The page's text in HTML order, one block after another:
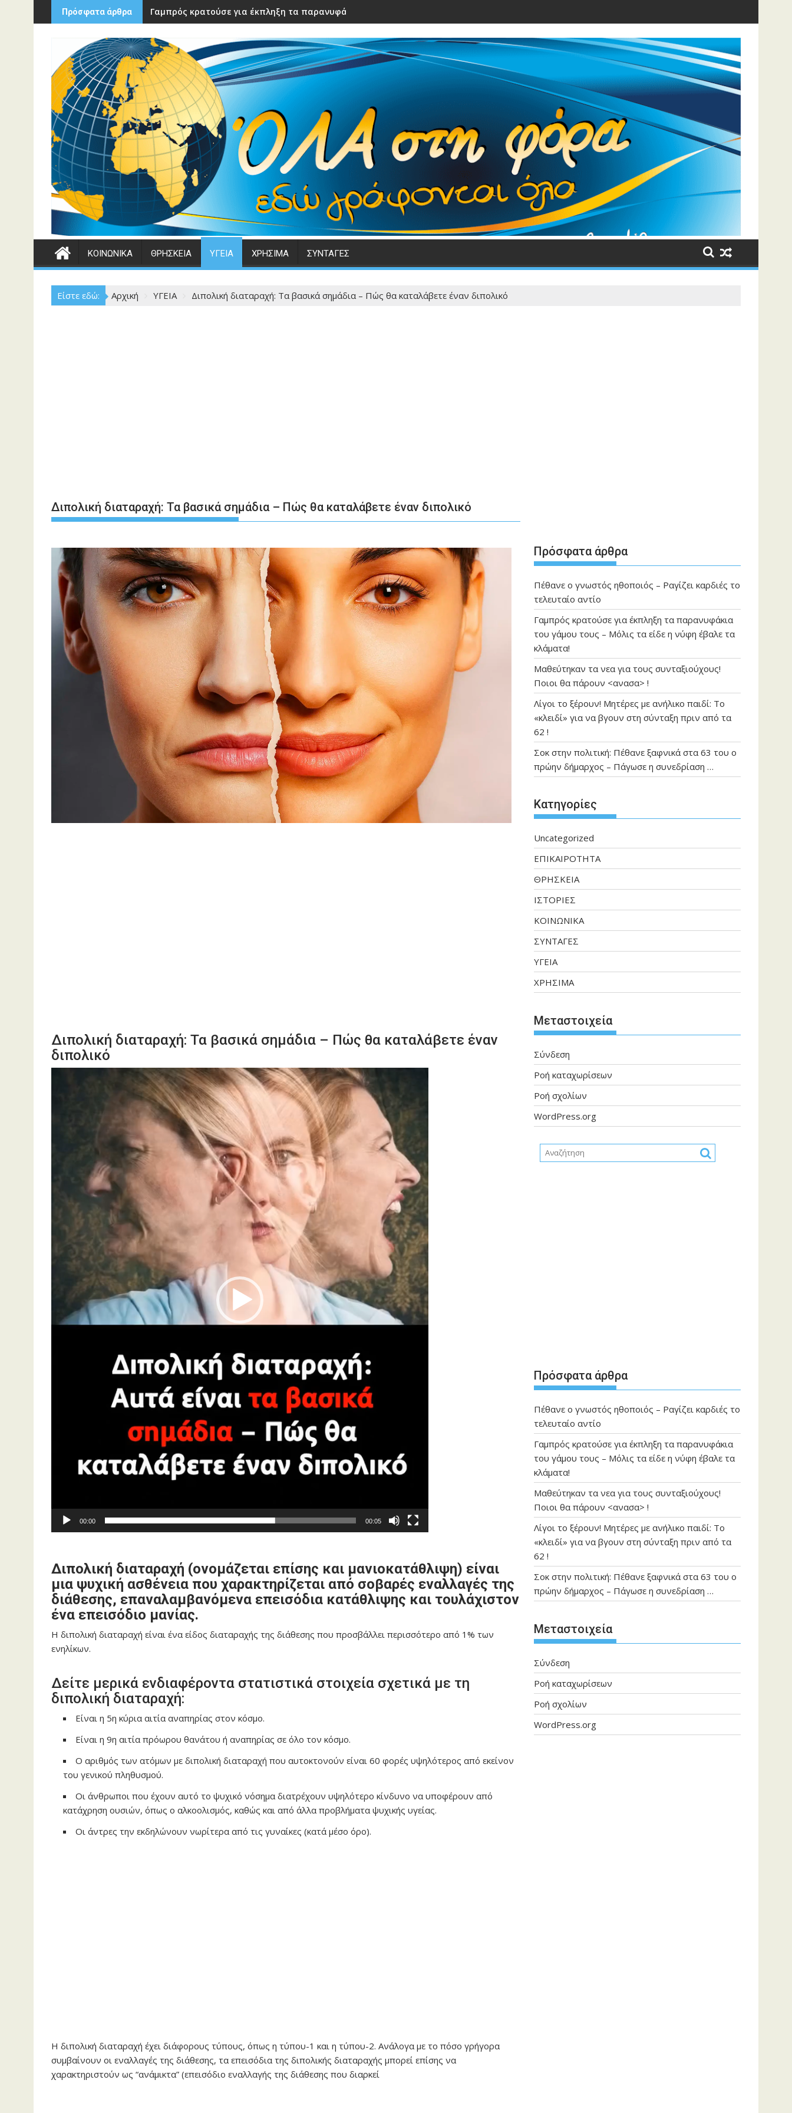
Περάστε
στο
περιεχόμενο
Πρόσφατα άρθρα Γαμπρός κρατούσε για έκπληξη τα παρανυφάκια του γάμου τους – Μόλις τα είδε η νύφη έβαλε τα κλάματα!
ΚΟΙΝΩΝΙΚΑ ΘΡΗΣΚΕΙΑ ΥΓΕΙΑ ΧΡΗΣΙΜΑ ΣΥΝΤΑΓΕΣ
Είστε εδώ: Αρχική ΥΓΕΙΑ Διπολική διαταραχή: Τα βασικά σημάδια – Πώς θα καταλάβετε έναν διπολικό
Διπολική διαταραχή: Τα βασικά σημάδια – Πώς θα καταλάβετε έναν διπολικό
Διπολική διαταραχή: Τα βασικά σημάδια – Πώς θα καταλάβετε έναν
διπολικό
00:00 00:05
Διπολική διαταραχή (ονομάζεται επίσης και μανιοκατάθλιψη) είναι
μια ψυχική ασθένεια που χαρακτηρίζεται από σοβαρές εναλλαγές της
διάθεσης, επαναλαμβανόμενα επεισόδια κατάθλιψης και τουλάχιστον
ένα επεισόδιο μανίας.
Η διπολική διαταραχή είναι ένα είδος διαταραχής της διάθεσης που προσβάλλει περισσότερο από 1% των
ενηλίκων.
Δείτε μερικά ενδιαφέροντα στατιστικά στοιχεία σχετικά με τη
διπολική διαταραχή:
Είναι η 5η κύρια αιτία αναπηρίας στον κόσμο.
Είναι η 9η αιτία πρόωρου θανάτου ή αναπηρίας σε όλο τον κόσμο.
Ο αριθμός των ατόμων με διπολική διαταραχή που αυτοκτονούν είναι 60 φορές υψηλότερος από εκείνον
του γενικού πληθυσμού.
Οι άνθρωποι που έχουν αυτό το ψυχικό νόσημα διατρέχουν υψηλότερο κίνδυνο να υποφέρουν από
κατάχρηση ουσιών, όπως ο αλκοολισμός, καθώς και από άλλα προβλήματα ψυχικής υγείας.
Οι άντρες την εκδηλώνουν νωρίτερα από τις γυναίκες (κατά μέσο όρο).
Η διπολική διαταραχή έχει διάφορους τύπους, όπως η τύπου-1 και η τύπου-2. Ανάλογα με το πόσο γρήγορα
συμβαίνουν οι εναλλαγές της διάθεσης, τα επεισόδια της διπολικής διαταραχής μπορεί επίσης να
χαρακτηριστούν ως “ανάμικτα” (επεισόδιο εναλλαγής της διάθεσης που διαρκεί
Πρόσφατα άρθρα
Πέθανε ο γνωστός ηθοποιός – Ραγίζει καρδιές το
τελευταίο αντίο
Γαμπρός κρατούσε για έκπληξη τα παρανυφάκια
του γάμου τους – Μόλις τα είδε η νύφη έβαλε τα
κλάματα!
Μαθεύτηκαν τα νεα για τους συνταξιούχους!
Ποιοι θα πάρουν <ανασα> !
Λίγοι το ξέρουν! Μητέρες με ανήλικο παιδί: Το
«κλειδί» για να βγουν στη σύνταξη πριν από τα
62 !
Σοκ στην πολιτική: Πέθανε ξαφνικά στα 63 του ο
πρώην δήμαρχος – Πάγωσε η συνεδρίαση …
Kατηγορίες
Uncategorized
ΕΠΙΚΑΙΡΟΤΗΤΑ
ΘΡΗΣΚΕΙΑ
ΙΣΤΟΡΙΕΣ
ΚΟΙΝΩΝΙΚΑ
ΣΥΝΤΑΓΕΣ
ΥΓΕΙΑ
ΧΡΗΣΙΜΑ
Μεταστοιχεία
Σύνδεση
Ροή καταχωρίσεων
Ροή σχολίων
WordPress.org
Πρόσφατα άρθρα
Πέθανε ο γνωστός ηθοποιός – Ραγίζει καρδιές το
τελευταίο αντίο
Γαμπρός κρατούσε για έκπληξη τα παρανυφάκια
του γάμου τους – Μόλις τα είδε η νύφη έβαλε τα
κλάματα!
Μαθεύτηκαν τα νεα για τους συνταξιούχους!
Ποιοι θα πάρουν <ανασα> !
Λίγοι το ξέρουν! Μητέρες με ανήλικο παιδί: Το
«κλειδί» για να βγουν στη σύνταξη πριν από τα
62 !
Σοκ στην πολιτική: Πέθανε ξαφνικά στα 63 του ο
πρώην δήμαρχος – Πάγωσε η συνεδρίαση …
Μεταστοιχεία
Σύνδεση
Ροή καταχωρίσεων
Ροή σχολίων
WordPress.org